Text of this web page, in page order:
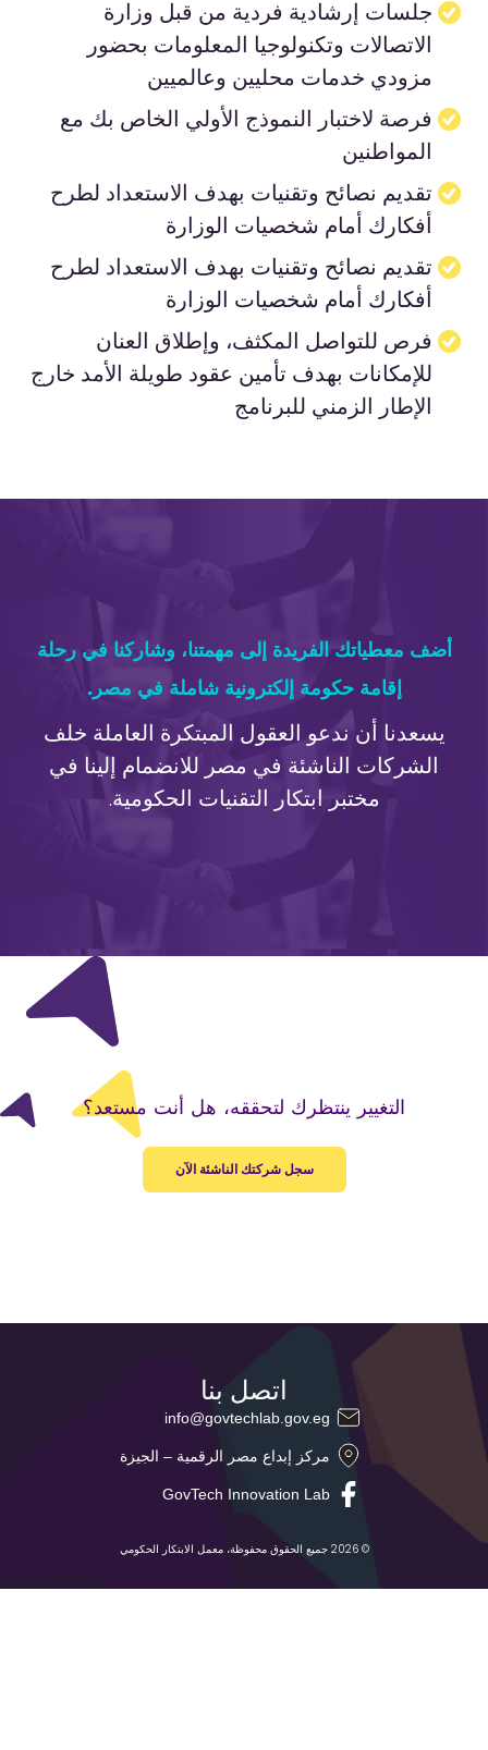
جلسات إرشادية فردية من قبل وزارة
الاتصالات وتكنولوجيا المعلومات بحضور
مزودي خدمات محليين وعالميين
فرصة لاختبار النموذج الأولي الخاص بك مع
المواطنين
تقديم نصائح وتقنيات بهدف الاستعداد لطرح
أفكارك أمام شخصيات الوزارة
تقديم نصائح وتقنيات بهدف الاستعداد لطرح
أفكارك أمام شخصيات الوزارة
فرص للتواصل المكثف، وإطلاق العنان
للإمكانات بهدف تأمين عقود طويلة الأمد خارج
الإطار الزمني للبرنامج
أضف معطياتك الفريدة إلى مهمتنا، وشاركنا في رحلة
إقامة حكومة إلكترونية شاملة في مصر.
يسعدنا أن ندعو العقول المبتكرة العاملة خلف
الشركات الناشئة في مصر للانضمام إلينا في
مختبر ابتكار التقنيات الحكومية.
التغيير ينتظرك لتحققه، هل أنت مستعد؟
سجل شركتك الناشئة الآن
اتصل بنا
info@govtechlab.gov.eg
مركز إبداع مصر الرقمية – الجيزة
GovTech Innovation Lab
© 2026 جميع الحقوق محفوظة، معمل الابتكار الحكومي